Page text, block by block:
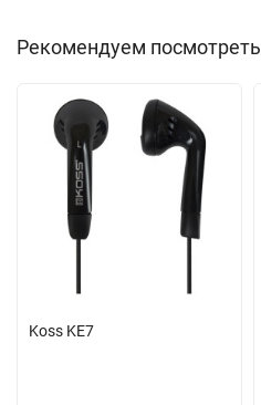
Рекомендуем посмотреть
Koss KE7